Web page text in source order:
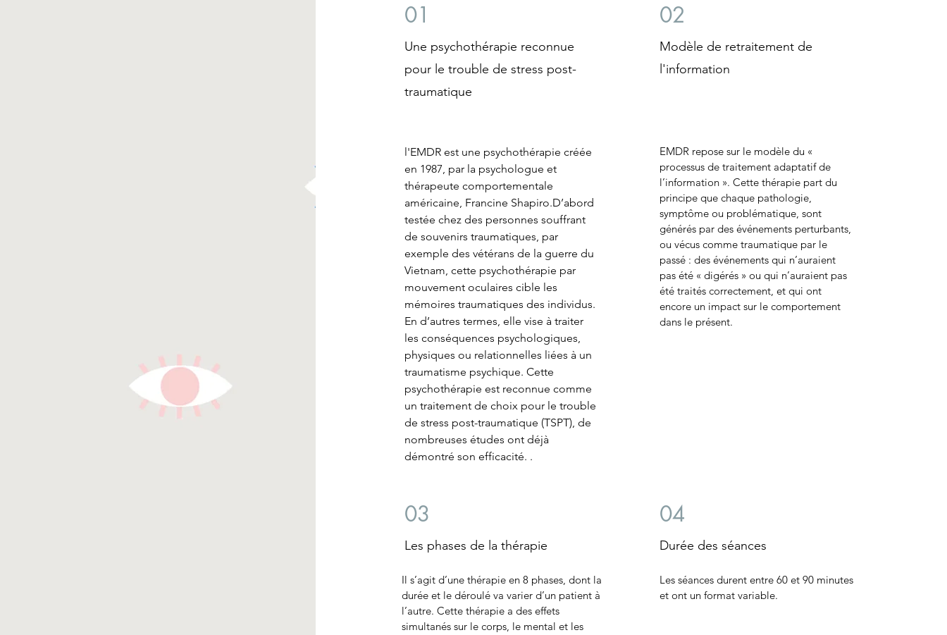
01
Une psychothérapie reconnue
pour le trouble de stress post-
traumatique
l'EMDR est une psychothérapie créée
en 1987, par la psychologue et
thérapeute comportementale
américaine, Francine Shapiro.D’abord
testée chez des personnes souffrant
de souvenirs traumatiques, par
exemple des vétérans de la guerre du
Vietnam, cette psychothérapie par
mouvement oculaires cible les
mémoires traumatiques des individus.
En d’autres termes, elle vise à traiter
les conséquences psychologiques,
physiques ou relationnelles liées à un
traumatisme psychique. Cette
psychothérapie est reconnue comme
un traitement de choix pour le trouble
de stress post-traumatique (TSPT), de
nombreuses études ont déjà
démontré son efficacité. .
03
Les phases de la thérapie
Il s’agit d’une thérapie en 8 phases, dont la
durée et le déroulé va varier d’un patient à
l’autre. Cette thérapie a des effets
simultanés sur le corps, le mental et les
02
Modèle de retraitement de
l'information
EMDR repose sur le modèle du «
processus de traitement adaptatif de
l’information ». Cette thérapie part du
principe que chaque pathologie,
symptôme ou problématique, sont
générés par des événements perturbants,
ou vécus comme traumatique par le
passé : des événements qui n’auraient
pas été « digérés » ou qui n’auraient pas
été traités correctement, et qui ont
encore un impact sur le comportement
dans le présent.
04
Durée des séances
Les séances durent entre 60 et 90 minutes
et ont un format variable.